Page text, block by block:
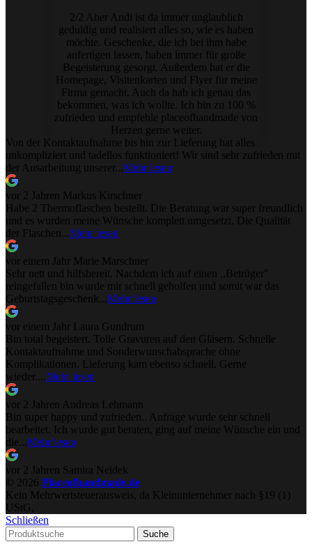
2/2 Aber Andi ist da immer unglaublich
geduldig und realisiert alles so, wie es haben
möchte. Geschenke, die ich bei ihm habe
anfertigen lassen, haben immer für große
Begeisterung gesorgt. Außerdem hat er die
Homepage, Visitenkarten und Flyer für meine
Firma gemacht. Auch da hab ich genau das
bekommen, was ich wollte. Ich bin zu 100 %
zufrieden und empfehle placeofhandmade von
Herzen gerne weiter.
Von der Kontaktaufnahme bis hin zur Lieferung hat alles
unkompliziert und tadellos funktioniert! Wir sind sehr zufrieden mit
der Ausarbeitung unserer... Mehr lesen
vor 2 Jahren Markus Kirschner
Habe 2 Thermoflaschen bestellt. Die Beratung war super freundlich
und es wurden meine Wünsche komplett umgesetzt. Die Qualität
der Flaschen... Mehr lesen
vor einem Jahr
Marie Marschner
Sehr nett und hilfsbereit. Nachdem ich auf einen ,,Betrüger''
reingefallen bin wurde mir schnell geholfen und somit war das
Geburtstagsgeschenk... Mehr lesen
vor einem Jahr
Laura Gundrum
Bin total begeistert. Tolle Gravuren auf den Gläsern. Schnelle
Kontaktaufnahme und Sonderwunschabsprache ohne
Komplikationen. Lieferung kam ebenso schnell. Gerne
wieder.... Mehr lesen
vor 2 Jahren Andreas Lehmann
Bin super happy und zufrieden.. Anfrage wurde sehr schnell
bearbeitet. Ich wurde gut beraten, ging auf meine Wünsche ein und
die... Mehr lesen
vor 2 Jahren Samira Neidek
© 2026 Placeofhandmade.de
Kein Mehrwertsteuerausweis, da Kleinunternehmer nach §19 (1)
UStG.
Schließen
Suche